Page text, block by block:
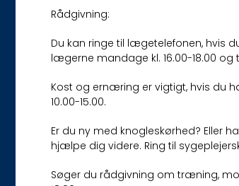
Rådgivning:
Du kan ringe til lægetelefonen, hvis
lægerne mandage kl. 16.00-18.00 og
Kost og ernæring er vigtigt, hvis du
10.00-15.00.
Er du ny med knogleskørhed? Eller
hjælpe dig videre. Ring til
Søger du rådgivning om træning,